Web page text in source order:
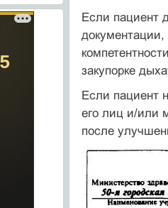
Если пациент
документации,
закупорке
Если пациент
его лиц и/или
после